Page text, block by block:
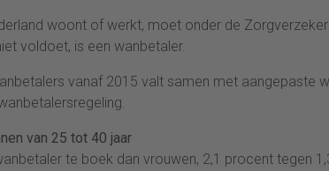
woont of werkt, moet onder de
voldoet, is een wanbetaler.
vanaf 2015 valt samen met aangepaste
van 25 tot 40 jaar
te boek dan vrouwen, 2,1 procent tegen